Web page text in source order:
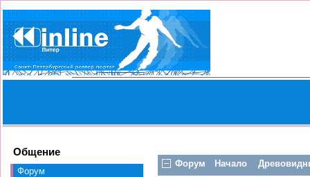
Общение
Форум
Форум Начало